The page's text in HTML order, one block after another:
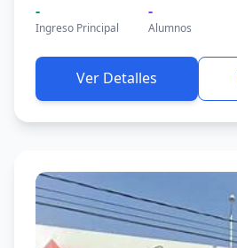
-
Ingreso Principal
-
Alumnos
Ver Detalles